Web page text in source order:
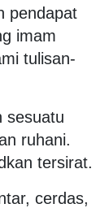
pendapat
imam
tulisan-
sesuatu
ruhani.
tersirat.
cerdas,